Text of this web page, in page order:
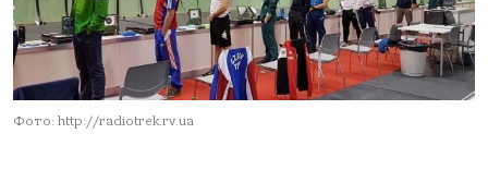
Фото: http://radiotrek.rv.ua